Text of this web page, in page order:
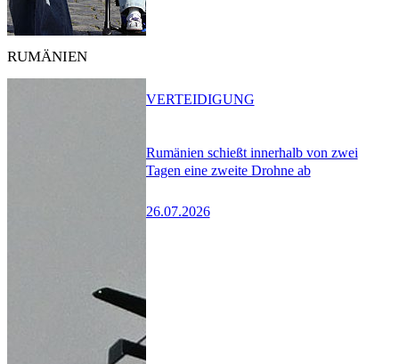
RUMÄNIEN
Rumänien schießt innerhalb von zwei
Tagen eine zweite Drohne ab
26.07.2026
VERTEIDIGUNG